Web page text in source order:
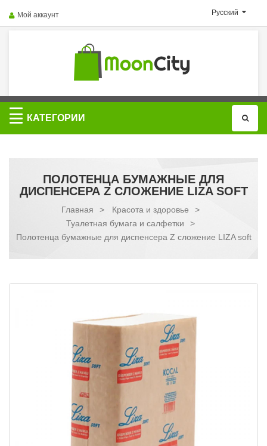
Русский
Мой аккаунт
Категории
КАТЕГОРИИ
ПОЛОТЕНЦА БУМАЖНЫЕ ДЛЯ
ДИСПЕНСЕРА Z СЛОЖЕНИЕ LIZA SOFT
Главная > Красота и здоровье
>
Туалетная бумага и салфетки
>
Полотенца бумажные для диспенсера Z сложение LIZA soft